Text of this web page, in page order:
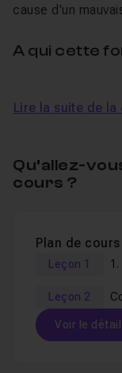
cause d'un
A qui cette
CC(niveau
Prérequis
également
vous
en temps réel
compétences.
Lire la suite de
Qu’allez-
cours ?
Plan de cours
Leçon 1
Leçon 2
Voir le détail